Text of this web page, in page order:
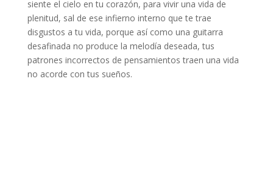
siente el cielo en tu corazón, para vivir una vida de
plenitud, sal de ese infierno interno que te trae
disgustos a tu vida, porque así como una guitarra
desafinada no produce la melodía deseada, tus
patrones incorrectos de pensamientos traen una vida
no acorde con tus sueños.